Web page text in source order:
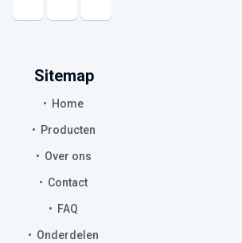
Sitemap
Home
Producten
Over ons
Contact
FAQ
Onderdelen